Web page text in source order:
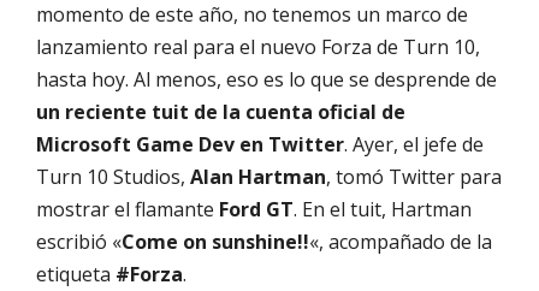
momento de este año, no tenemos un marco de
lanzamiento real para el nuevo Forza de Turn 10,
hasta hoy. Al menos, eso es lo que se desprende de
un reciente tuit de la cuenta oficial de
Microsoft Game Dev en Twitter. Ayer, el jefe de
Turn 10 Studios, Alan Hartman, tomó Twitter para
mostrar el flamante Ford GT. En el tuit, Hartman
escribió «Come on sunshine!!«, acompañado de la
etiqueta #Forza.